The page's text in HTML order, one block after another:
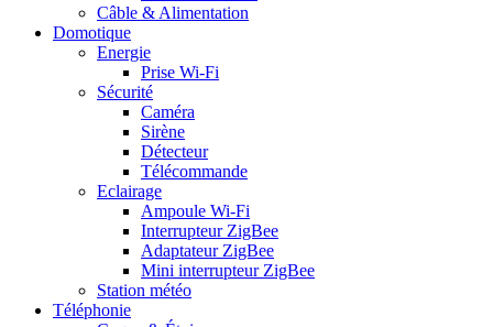
Câble & Alimentation
Domotique
Energie
Prise Wi-Fi
Sécurité
Caméra
Sirène
Détecteur
Télécommande
Eclairage
Ampoule Wi-Fi
Interrupteur ZigBee
Adaptateur ZigBee
Mini interrupteur ZigBee
Station météo
Téléphonie